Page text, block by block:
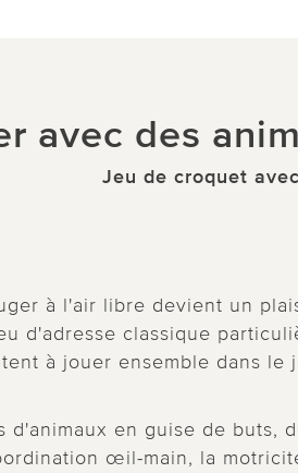
avec des
Jeu de croquet
à l'air libre devient un
d'adresse classique
à jouer ensemble dans le
en guise de buts,
œil-main, la